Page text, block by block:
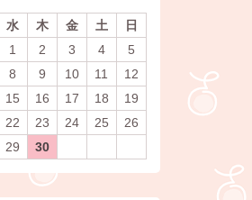
水 木 金 土
日
1
2 3 4
5
8 9 10 11
12
15 16 17 18
19
22 23 24 25
26
29 30